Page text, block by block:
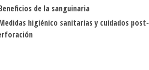
de la sanguinaria
higiénico sanitarias y cuidados post-